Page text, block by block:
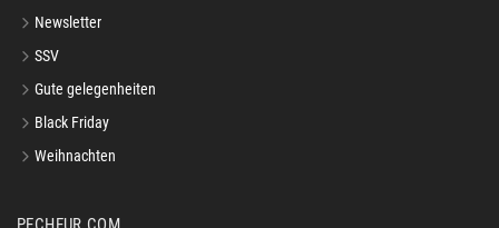
Newsletter
SSV
Gute gelegenheiten
Black Friday
Weihnachten